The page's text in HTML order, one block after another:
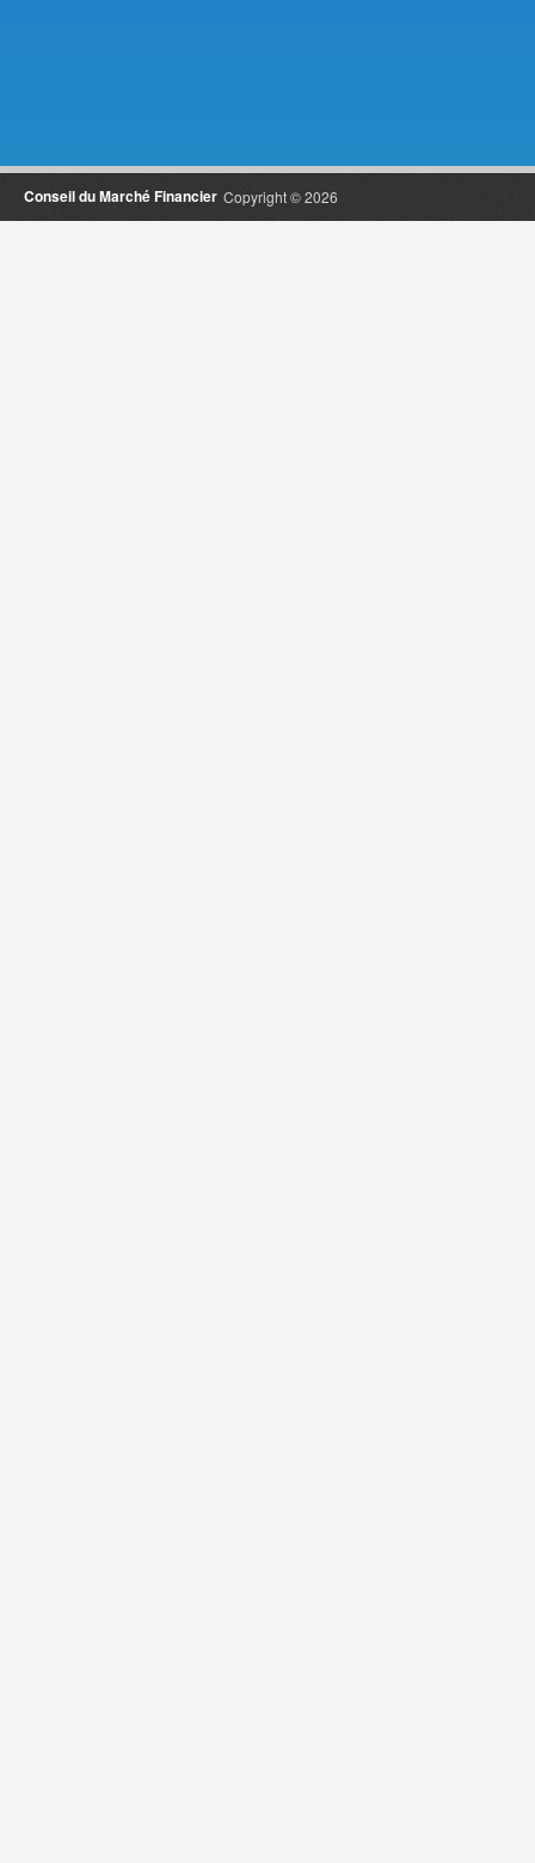
Copyright © 2026
Conseil du Marché Financier